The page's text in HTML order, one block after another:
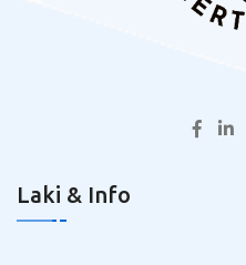
Laki & Info